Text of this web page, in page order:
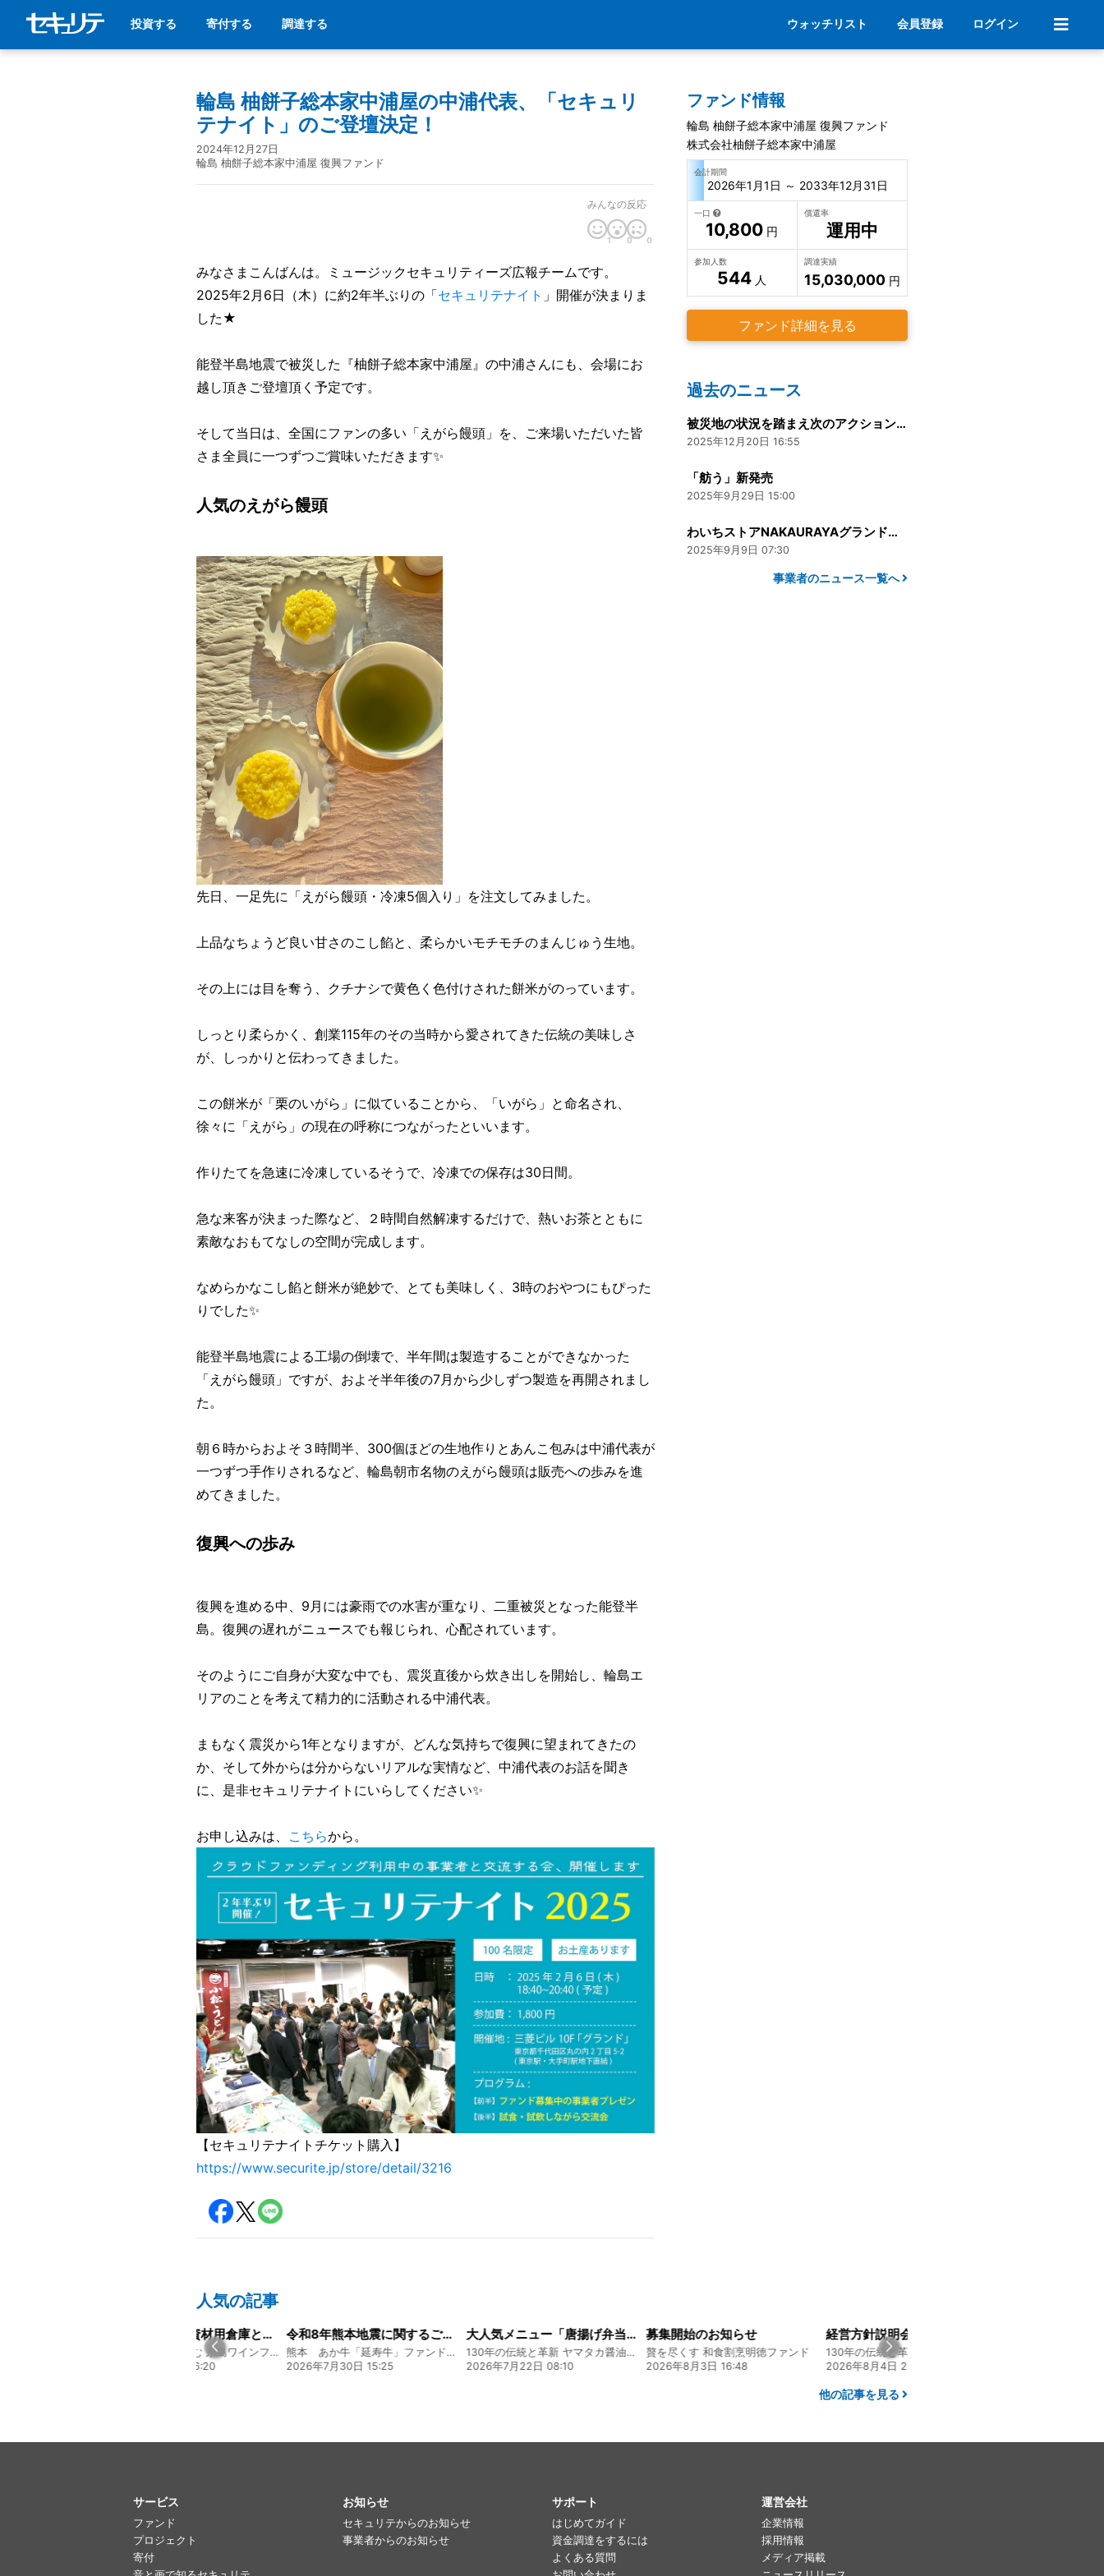
投資する 寄付する 調達する ウォッチリスト 会員登録 ログイン
輪島 柚餅子総本家中浦屋の中浦代表、「セキュリ
テナイト」のご登壇決定！
2024年12月27日
輪島 柚餅子総本家中浦屋 復興ファンド
みんなの反応
1 0 0
みなさまこんばんは。ミュージックセキュリティーズ広報チームです。
2025年2月6日（木）に約2年半ぶりの「セキュリテナイト 」開催が決まりま
した★
能登半島地震で被災した『柚餅子総本家中浦屋』の中浦さんにも、会場にお
越し頂きご登壇頂く予定です。
そして当日は、全国にファンの多い「えがら饅頭」を、ご来場いただいた皆
さま全員に一つずつご賞味いただきます✨
人気のえがら饅頭
先日、一足先に「えがら饅頭・冷凍5個入り」を注文してみました。
上品なちょうど良い甘さのこし餡と、柔らかいモチモチのまんじゅう生地。
その上には目を奪う、クチナシで黄色く色付けされた餅米がのっています。
しっとり柔らかく、創業115年のその当時から愛されてきた伝統の美味しさ
が、しっかりと伝わってきました。
この餅米が「栗のいがら」に似ていることから、「いがら」と命名され、
徐々に「えがら」の現在の呼称につながったといいます。
作りたてを急速に冷凍しているそうで、冷凍での保存は30日間。
急な来客が決まった際など、２時間自然解凍するだけで、熱いお茶とともに
素敵なおもてなしの空間が完成します。
なめらかなこし餡と餅米が絶妙で、とても美味しく、3時のおやつにもぴった
りでした✨
能登半島地震による工場の倒壊で、半年間は製造することができなかった
「えがら饅頭」ですが、およそ半年後の7月から少しずつ製造を再開されまし
た。
朝６時からおよそ３時間半、300個ほどの生地作りとあんこ包みは中浦代表が
一つずつ手作りされるなど、輪島朝市名物のえがら饅頭は販売への歩みを進
めてきました。
復興への歩み
復興を進める中、9月には豪雨での水害が重なり、二重被災となった能登半
島。復興の遅れがニュースでも報じられ、心配されています。
そのようにご自身が大変な中でも、震災直後から炊き出しを開始し、輪島エ
リアのことを考えて精力的に活動される中浦代表。
まもなく震災から1年となりますが、どんな気持ちで復興に望まれてきたの
か、そして外からは分からないリアルな実情など、中浦代表のお話を聞き
に、是非セキュリテナイトにいらしてください✨
お申し込みは、 こちらから。
【セキュリテナイトチケット購入】
https://www.securite.jp/store/detail/3216
ファンド情報
輪島 柚餅子総本家中浦屋 復興ファンド
株式会社柚餅子総本家中浦屋
会計期間
2026年1月1日 ～ 2033年12月31日
一口
10,800 円
償還率
運用中
参加人数
544 人
調達実績
15,030,000円
ファンド詳細を見る
過去のニュース
被災地の状況を踏まえ次のアクション（その１）
2025年12月20日 16:55
「舫う」新発売
2025年9月29日 15:00
わいちストアNAKAURAYAグランドオープン
2025年9月9日 07:30
事業者のニュース一覧へ
人気の記事
【残り9日！】資材用倉庫として、コンテナハウスの購入を検討しています
新鮮な地魚と楽しむ 糸島ワインファンド
2026年7月23日 06:20
令和8年熊本地震に関するご報告
熊本 あか牛「延寿牛」ファンド2026
2026年7月30日 15:25
大人気メニュー「唐揚げ弁当」のレシピをご紹介します！
130年の伝統と革新 ヤマタカ醤油ファンド
2026年7月22日 08:10
募集開始のお知らせ
贅を尽くす 和食割烹明徳ファンド
2026年8月3日 16:48
2026年8月4日 20:00
他の記事を見る
サービス
ファンド
プロジェクト
寄付
お知らせ
セキュリテからのお知らせ
事業者からのお知らせ
サポート
はじめてガイド
資金調達をするには
よくある質問
運営会社
企業情報
採用情報
メディア掲載